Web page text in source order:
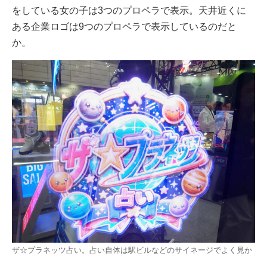
をしている女の子は3つのプロペラで表示。天井近くに
ある企業ロゴは9つのプロペラで表示しているのだと
か。
ザ☆プラネッツ占い。占い自体は駅ビルなどのサイネージでよく見か